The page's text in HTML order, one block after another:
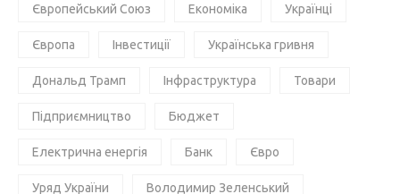
Європейський Союз Економіка Українці
Європа Інвестиції Українська гривня
Дональд Трамп Інфраструктура Товари
Підприємництво Бюджет
Електрична енергія Банк Євро
Уряд України Володимир Зеленський